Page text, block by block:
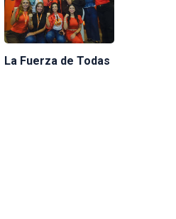
La Fuerza de Todas